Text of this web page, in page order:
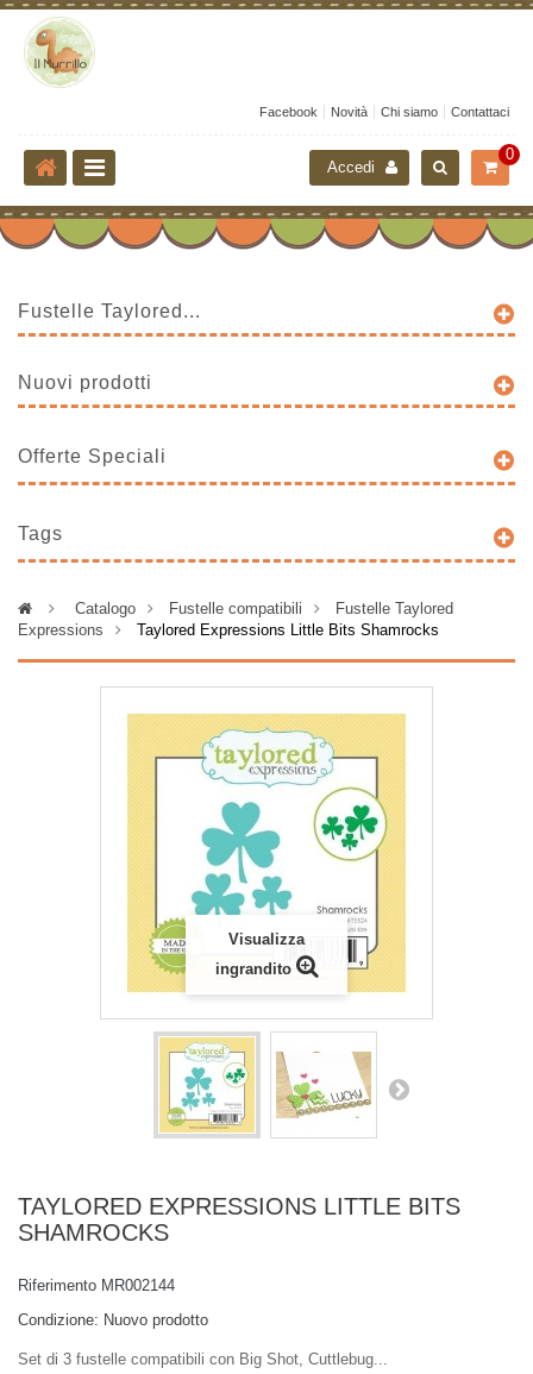
Facebook Novità Chi siamo Contattaci
0
Accedi
Fustelle Taylored...
Nuovi prodotti
Offerte Speciali
Tags
> Catalogo > Fustelle compatibili >
Fustelle Taylored
Expressions
> Taylored Expressions Little Bits Shamrocks
Visualizza
ingrandito
TAYLORED EXPRESSIONS LITTLE BITS
SHAMROCKS
Riferimento MR002144
Condizione: Nuovo prodotto
Set di 3 fustelle compatibili con Big Shot, Cuttlebug...